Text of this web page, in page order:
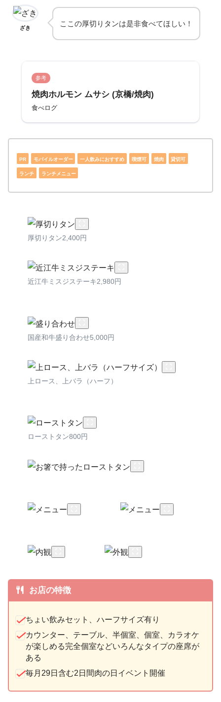
ざき ここの厚切りタンは是非食べてほしい！
参考
焼肉ホルモン ムサシ (京橋/焼肉)
食べログ
PR モバイルオーダー 一人飲みにおすすめ 喫煙可 焼肉 貸切可
ランチ ランチメニュー
厚切りタン2,400円
近江牛ミスジステーキ2,980円
国産和牛盛り合わせ5,000円
上ロース、上バラ（ハーフ）
ローストタン800円
お店の特徴
ちょい飲みセット、ハーフサイズ有り
カウンター、テーブル、半個室、個室、カラオケ
が楽しめる完全個室などいろんなタイプの座席が
ある
毎月29日含む2日間肉の日イベント開催